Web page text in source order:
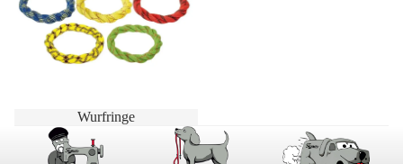
Wurfringe